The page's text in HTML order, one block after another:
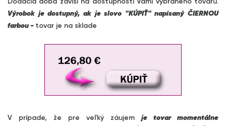
Dodacia doba závisí na dostupnosti Vami vybraného tovaru.
Výrobok je dostupný, ak je slovo "KÚPIŤ" napísaný ČIERNOU
farbou - tovar je na sklade
V prípade, že pre veľký záujem je tovar momentálne